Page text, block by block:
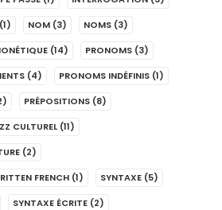
(1) NOM (3) NOMS (3)
(14) PRONOMS (3)
(4) PRONOMS INDÉFINIS (1)
PRÉPOSITIONS (8)
CULTUREL (11)
(2)
FRENCH (1) SYNTAXE (5)
SYNTAXE ÉCRITE (2)